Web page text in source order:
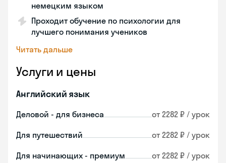
немецким языком
Проходит обучение по психологии для
лучшего понимания учеников
Читать дальше
Услуги и цены
Английский язык
Деловой - для бизнеса от 2282 ₽ / урок
Для путешествий от 2282 ₽ / урок
Для начинающих - премиум от 2282 ₽ / урок